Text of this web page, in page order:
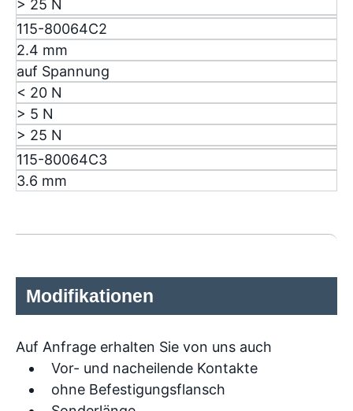
> 25 N
115-80064C2
2.4 mm
auf Spannung
< 20 N
> 5 N
> 25 N
115-80064C3
3.6 mm
Modifikationen
Auf Anfrage erhalten Sie von uns auch
Vor- und nacheilende Kontakte
ohne Befestigungsflansch